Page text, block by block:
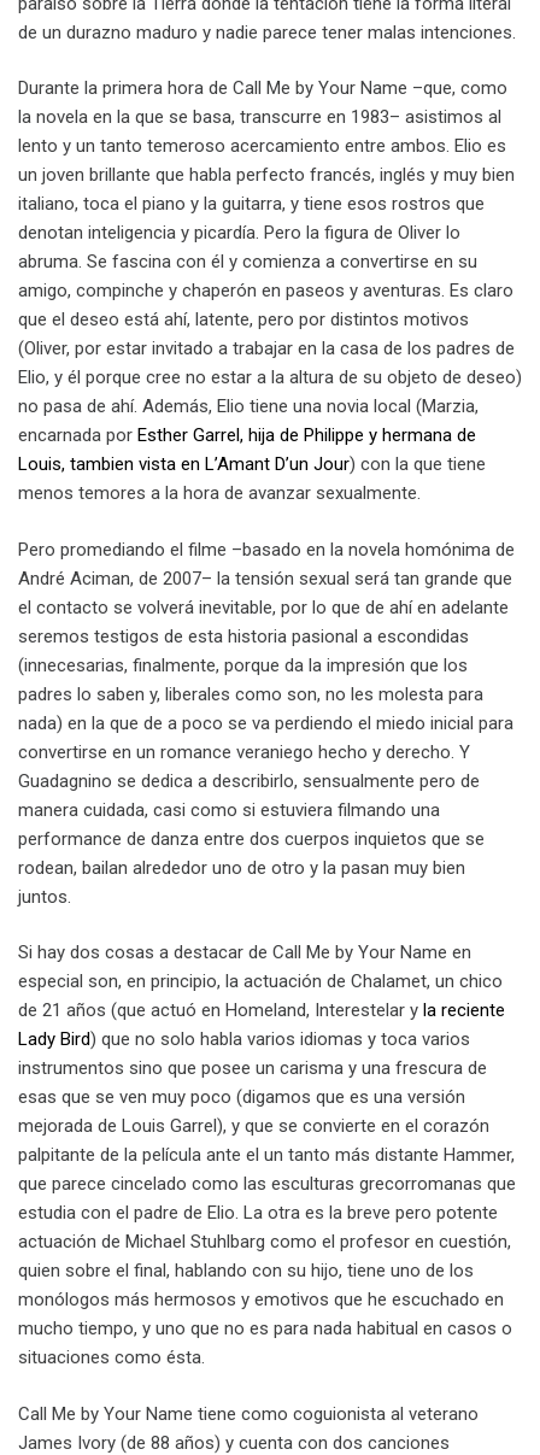
de un durazno maduro y nadie parece tener malas intenciones.
Durante la primera hora de Call Me by Your Name –que, como
la novela en la que se basa, transcurre en 1983– asistimos al
lento y un tanto temeroso acercamiento entre ambos. Elio es
un joven brillante que habla perfecto francés, inglés y muy bien
italiano, toca el piano y la guitarra, y tiene esos rostros que
denotan inteligencia y picardía. Pero la figura de Oliver lo
abruma. Se fascina con él y comienza a convertirse en su
amigo, compinche y chaperón en paseos y aventuras. Es claro
que el deseo está ahí, latente, pero por distintos motivos
(Oliver, por estar invitado a trabajar en la casa de los padres de
Elio, y él porque cree no estar a la altura de su objeto de deseo)
no pasa de ahí. Además, Elio tiene una novia local (Marzia,
encarnada por Esther Garrel, hija de Philippe y hermana de
Louis, tambien vista en L’Amant D’un Jour) con la que tiene
menos temores a la hora de avanzar sexualmente.
Pero promediando el filme –basado en la novela homónima de
André Aciman, de 2007– la tensión sexual será tan grande que
el contacto se volverá inevitable, por lo que de ahí en adelante
seremos testigos de esta historia pasional a escondidas
(innecesarias, finalmente, porque da la impresión que los
padres lo saben y, liberales como son, no les molesta para
nada) en la que de a poco se va perdiendo el miedo inicial para
convertirse en un romance veraniego hecho y derecho. Y
Guadagnino se dedica a describirlo, sensualmente pero de
manera cuidada, casi como si estuviera filmando una
performance de danza entre dos cuerpos inquietos que se
rodean, bailan alrededor uno de otro y la pasan muy bien
juntos.
Si hay dos cosas a destacar de Call Me by Your Name en
especial son, en principio, la actuación de Chalamet, un chico
de 21 años (que actuó en Homeland, Interestelar y la reciente
Lady Bird) que no solo habla varios idiomas y toca varios
instrumentos sino que posee un carisma y una frescura de
esas que se ven muy poco (digamos que es una versión
mejorada de Louis Garrel), y que se convierte en el corazón
palpitante de la película ante el un tanto más distante Hammer,
que parece cincelado como las esculturas grecorromanas que
estudia con el padre de Elio. La otra es la breve pero potente
actuación de Michael Stuhlbarg como el profesor en cuestión,
quien sobre el final, hablando con su hijo, tiene uno de los
monólogos más hermosos y emotivos que he escuchado en
mucho tiempo, y uno que no es para nada habitual en casos o
situaciones como ésta.
Call Me by Your Name tiene como coguionista al veterano
James Ivory (de 88 años) y cuenta con dos canciones